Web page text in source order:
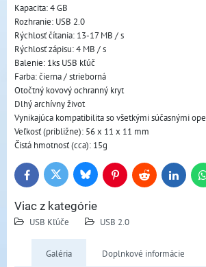
Kapacita: 4 GB
Rozhranie: USB 2.0
Rýchlosť čítania: 13-17 MB / s
Rýchlosť zápisu: 4 MB / s
Balenie: 1ks USB kľúč
Farba: čierna / strieborná
Otočtný kovový ochranný kryt
Dlhý archívny život
Vynikajúca kompatibilita so všetkými súčasnými
Veľkosť (približne): 56 x 11 x 11 mm
Čistá hmotnosť (cca): 15g
FacebookTwitter BlueskyPinterestReddit LinkedIn
Viac z kategórie
USB Kľúče USB 2.0
Galéria Doplnkové informácie